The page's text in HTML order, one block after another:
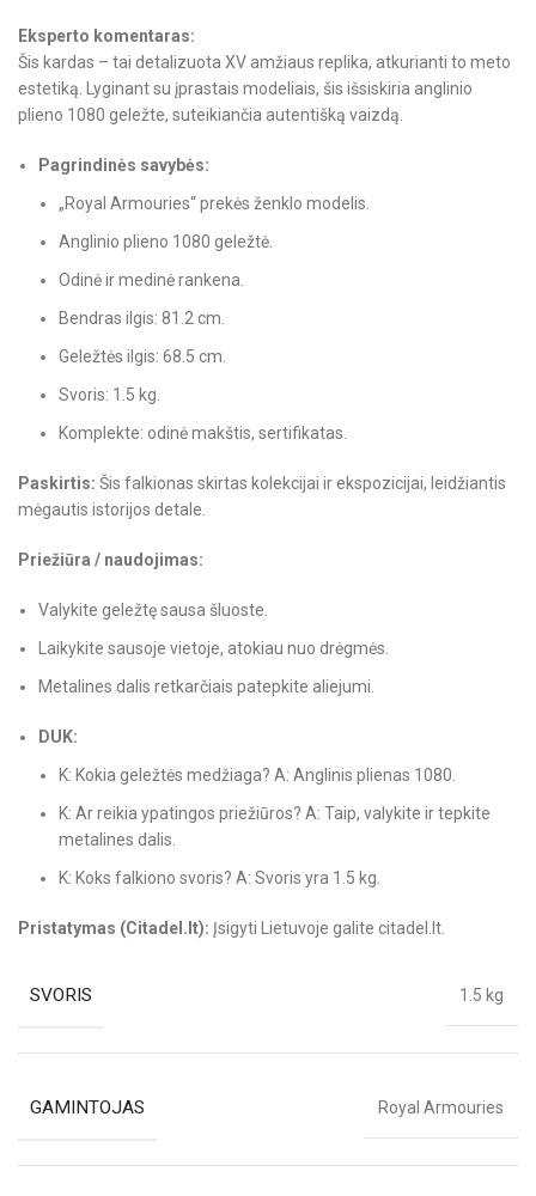
Eksperto komentaras:
Šis kardas – tai detalizuota XV amžiaus replika, atkurianti to meto
estetiką. Lyginant su įprastais modeliais, šis išsiskiria anglinio
plieno 1080 geležte, suteikiančia autentišką vaizdą.
Pagrindinės savybės:
„Royal Armouries“ prekės ženklo modelis.
Anglinio plieno 1080 geležtė.
Odinė ir medinė rankena.
Bendras ilgis: 81.2 cm.
Geležtės ilgis: 68.5 cm.
Svoris: 1.5 kg.
Komplekte: odinė makštis, sertifikatas.
Paskirtis: Šis falkionas skirtas kolekcijai ir ekspozicijai, leidžiantis
mėgautis istorijos detale.
Priežiūra / naudojimas:
Valykite geležtę sausa šluoste.
Laikykite sausoje vietoje, atokiau nuo drėgmės.
Metalines dalis retkarčiais patepkite aliejumi.
DUK:
K: Kokia geležtės medžiaga? A: Anglinis plienas 1080.
K: Ar reikia ypatingos priežiūros? A: Taip, valykite ir tepkite
metalines dalis.
K: Koks falkiono svoris? A: Svoris yra 1.5 kg.
Pristatymas (Citadel.lt): Įsigyti Lietuvoje galite citadel.lt.
SVORIS 1.5 kg
GAMINTOJAS Royal Armouries